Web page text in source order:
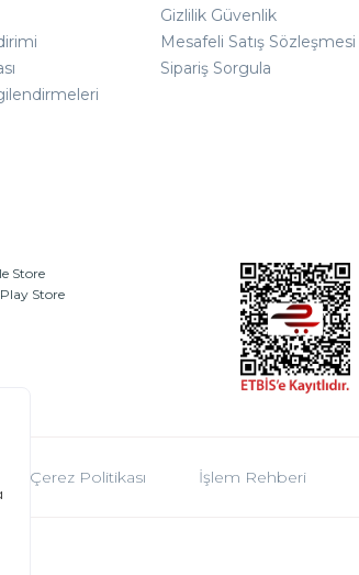
Gizlilik Güvenlik
Mesafeli Satış Sözleşmesi
Sipariş Sorgula
Çerez Politikası İşlem Rehberi